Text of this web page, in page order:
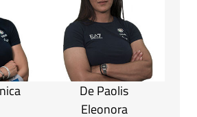
De Paolis
Eleonora